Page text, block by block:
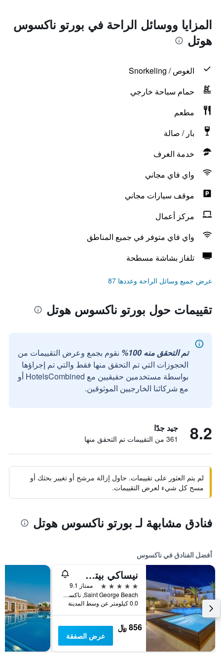
المزايا ووسائل الراحة في بورتو ناكسوس
هوتل
الغوص / Snorkeling
حمام سباحة خارجي
مطعم
بار / صالة
خدمة الغرف
واي فاي مجاني
موقف سيارات مجاني
مركز أعمال
واي فاي متوفر في جميع المناطق
تلفاز بشاشة مسطحة
عرض جميع وسائل الراحة وعددها 87
تقييمات حول بورتو ناكسوس هوتل
تم التحقق منه 100%
نقوم بجمع وعرض التقييمات من
الحجوزات التي تم التحقق منها فقط والتي تم إجراؤها
بواسطة مستخدمين حقيقيين مع HotelsCombined أو
مع شركائنا الخارجيين الموثوقين.
8.2 جيد جدًا
361 من التقييمات تم التحقق منها
لم يتم العثور على تقييمات. حاول إزالة مرشح أو تغيير بحثك أو
مسح كل شيء لعرض التقييمات.
فنادق مشابهة لـ بورتو ناكسوس هوتل
أفضل الفنادق في ناكسوس
نيساكي بيتش هوتل
5 نجوم
ممتاز 9.1
Saint George Beach, ناكسوس, اليونان
0.0 كيلومتر عن وسط المدينة
856 ﷼
عرض الصفقة